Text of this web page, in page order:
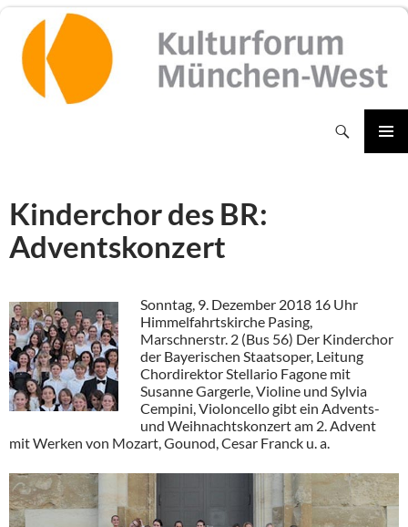
Inhalt
springen
Kinderchor des BR:
Adventskonzert
Sonntag, 9. Dezember 2018 16 Uhr
Himmelfahrtskirche Pasing,
Marschnerstr. 2 (Bus 56) Der Kinderchor
der Bayerischen Staatsoper, Leitung
Chordirektor Stellario Fagone mit
Susanne Gargerle, Violine und Sylvia
Cempini, Violoncello gibt ein Advents-
und Weihnachtskonzert am 2. Advent
mit Werken von Mozart, Gounod, Cesar Franck u. a.